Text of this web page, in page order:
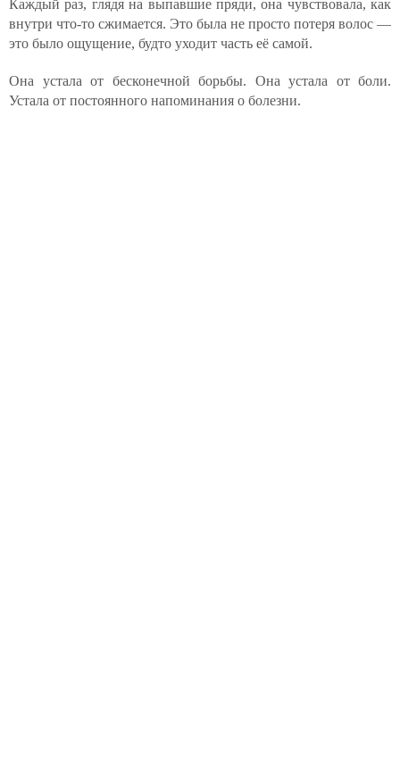
Каждый раз, глядя на выпавшие пряди, она чувствовала, как
внутри что-то сжимается. Это была не просто потеря волос —
это было ощущение, будто уходит часть её самой.
Она устала от бесконечной борьбы. Она устала от боли.
Устала от постоянного напоминания о болезни.